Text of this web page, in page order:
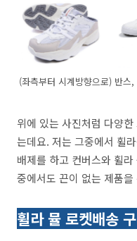
(좌측부터 시계방향으로) 반
위에 있는 사진처럼 다양
는데요. 저는 그중에서 휠
배제를 하고 컨버스와 휠
중에서도 끈이 없는 제품
휠라 뮬 로켓배송